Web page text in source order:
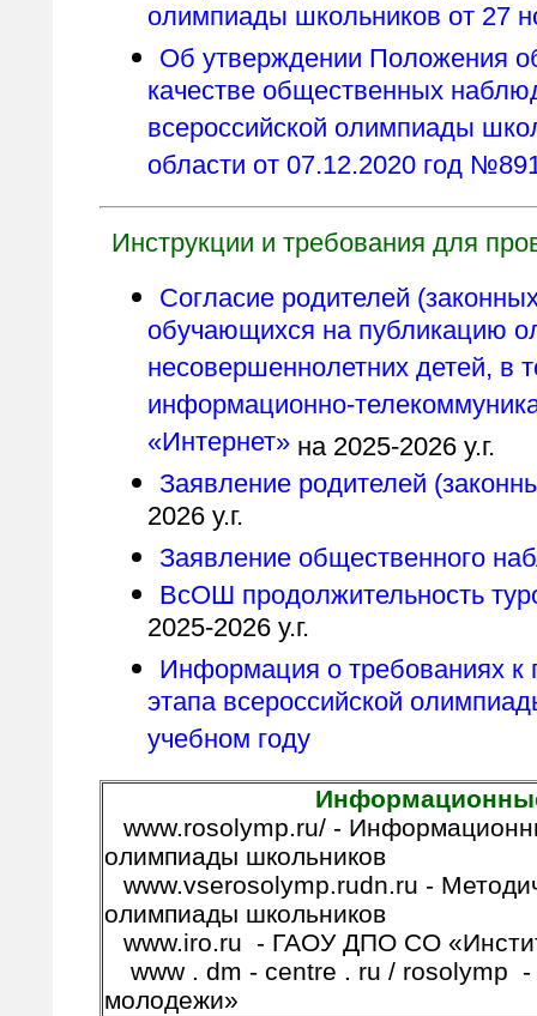
олимпиады школьников от 27
Об утверждении Положения
качестве общественных
всероссийской олимпиады
области от 07.12.2020 год
Инструкции и требования для
Согласие родителей
обучающихся на публикацию
несовершеннолетних детей, в
информационно-
«Интернет» на 2025-2026 у.г.
Заявление родителей
2026 у.г.
Заявление общественного
ВсОШ продолжительность
2025-2026 у.г.
Информация о требованиях к
этапа всероссийской
учебном году
www.rosolymp.ru/ -
олимпиады школьников
www.vserosolymp.rudn.ru -
олимпиады школьников
www.iro.ru - ГАОУ ДПО СО
www . dm - centre . ru / rosolymp
молодежи»